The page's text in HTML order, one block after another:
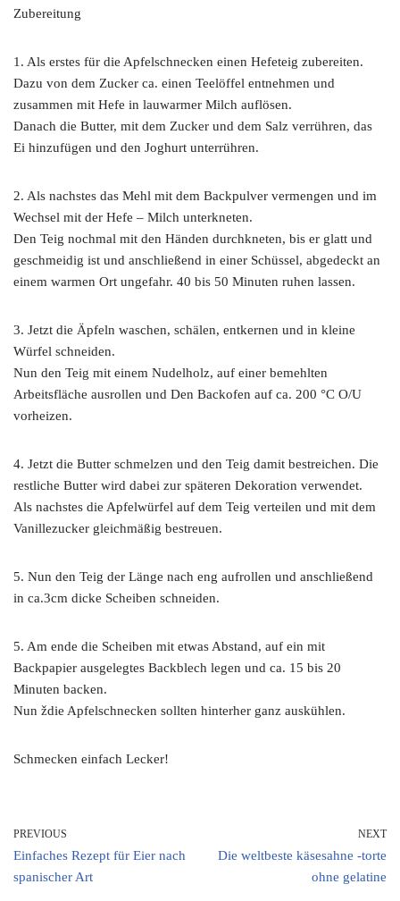
Zubereitung
1. Als erstes für die Apfelschnecken einen Hefeteig zubereiten.
Dazu von dem Zucker ca. einen Teelöffel entnehmen und
zusammen mit Hefe in lauwarmer Milch auflösen.
Danach die Butter, mit dem Zucker und dem Salz verrühren, das
Ei hinzufügen und den Joghurt unterrühren.
2. Als nachstes das Mehl mit dem Backpulver vermengen und im
Wechsel mit der Hefe – Milch unterkneten.
Den Teig nochmal mit den Händen durchkneten, bis er glatt und
geschmeidig ist und anschließend in einer Schüssel, abgedeckt an
einem warmen Ort ungefahr. 40 bis 50 Minuten ruhen lassen.
3. Jetzt die Äpfeln waschen, schälen, entkernen und in kleine
Würfel schneiden.
Nun den Teig mit einem Nudelholz, auf einer bemehlten
Arbeitsfläche ausrollen und Den Backofen auf ca. 200 °C O/U
vorheizen.
4. Jetzt die Butter schmelzen und den Teig damit bestreichen. Die
restliche Butter wird dabei zur späteren Dekoration verwendet.
Als nachstes die Apfelwürfel auf dem Teig verteilen und mit dem
Vanillezucker gleichmäßig bestreuen.
5. Nun den Teig der Länge nach eng aufrollen und anschließend
in ca.3cm dicke Scheiben schneiden.
5. Am ende die Scheiben mit etwas Abstand, auf ein mit
Backpapier ausgelegtes Backblech legen und ca. 15 bis 20
Minuten backen.
Nun ždie Apfelschnecken sollten hinterher ganz auskühlen.
Schmecken einfach Lecker!
PREVIOUS
Einfaches Rezept für Eier nach
spanischer Art
NEXT
Die weltbeste käsesahne -torte
ohne gelatine